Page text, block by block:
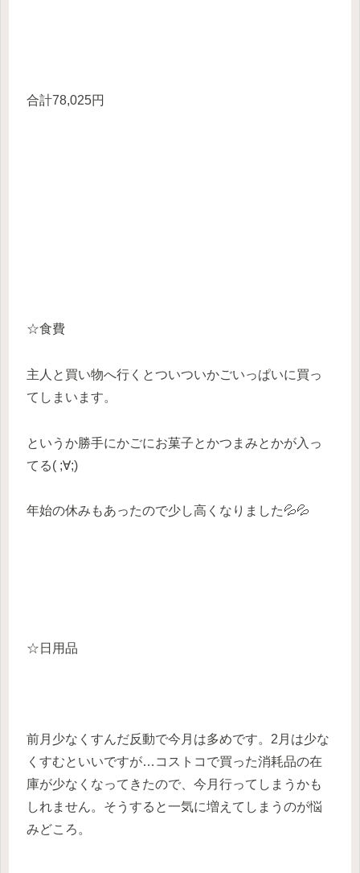
合計78,025円
☆食費
主人と買い物へ行くとついついかごいっぱいに買っ
てしまいます。
というか勝手にかごにお菓子とかつまみとかが入っ
てる( ;∀;)
年始の休みもあったので少し高くなりました💦💦
☆日用品
前月少なくすんだ反動で今月は多めです。2月は少な
くすむといいですが…コストコで買った消耗品の在
庫が少なくなってきたので、今月行ってしまうかも
しれません。そうすると一気に増えてしまうのが悩
みどころ。